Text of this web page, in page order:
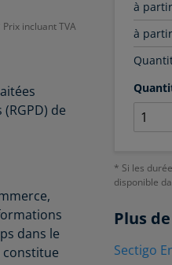
incluant TVA
de
dans le
constitue
à
à
* Si les
disponible
Plus
Sectigo